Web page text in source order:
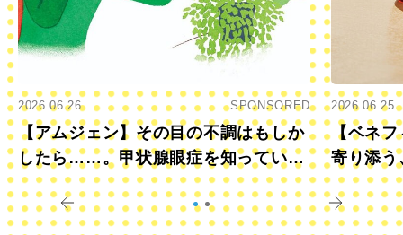
2026.06.26 SPONSORED
【アムジェン】その目の不調はもしか
したら……。甲状腺眼症を知っていま
すか？
2026.06.25
【ベネフ
寄り添う
きに